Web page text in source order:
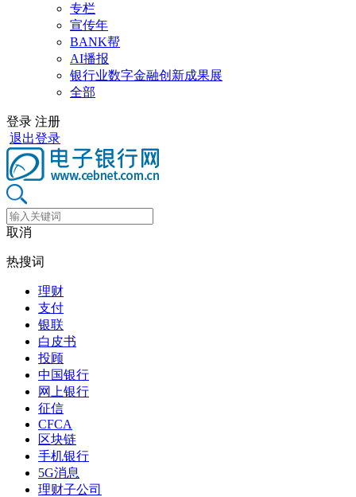
专栏
宣传年
BANK帮
AI播报
银行业数字金融创新成果展
全部
登录 注册
退出登录
取消
热搜词
理财
支付
银联
白皮书
投顾
中国银行
网上银行
征信
CFCA
区块链
手机银行
5G消息
理财子公司